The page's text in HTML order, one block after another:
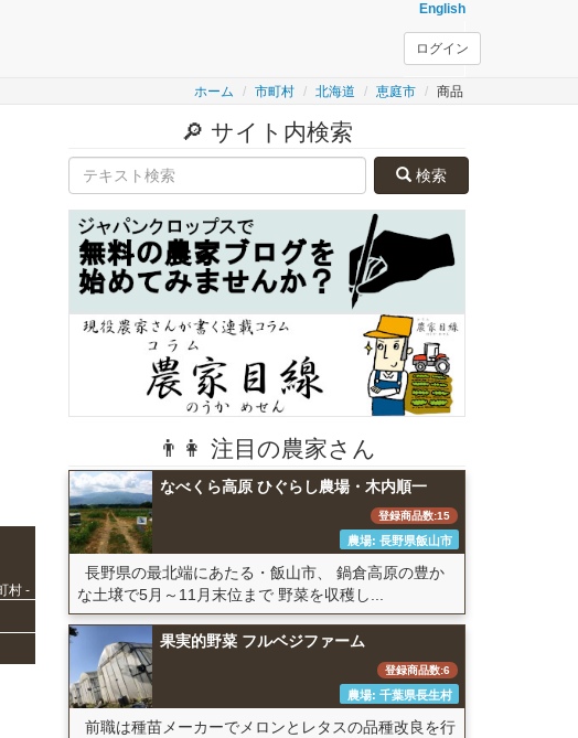
English
ログイン
ホーム 市町村 北海道 恵庭市 商品
村 -
🔎 サイト内検索
検索
👨👩 注目の農家さん
なべくら高原 ひぐらし農場・木内順一
登録商品数:15
農場: 長野県飯山市
長野県の最北端にあたる・飯山市、 鍋倉高原の豊か
な土壌で5月～11月末位まで 野菜を収穫し...
果実的野菜 フルベジファーム
登録商品数:6
農場: 千葉県長生村
前職は種苗メーカーでメロンとレタスの品種改良を行